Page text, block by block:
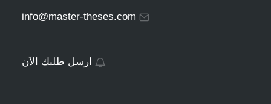
info@master-theses.com
ارسل طلبك الآن